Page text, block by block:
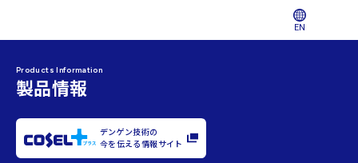
EN
Products Information
製品情報
デンゲン技術の
今を伝える情報サイト